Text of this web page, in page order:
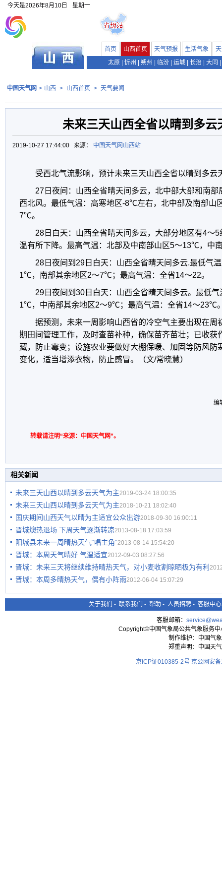
今天是2026年8月10日 星期一
首页 山西首页 天气预报 生活气象
太原
忻州 朔州 临汾 运城 长治 大同
中国天气网 > 山西 > 山西首页 > 天气要闻
未来三天山西全省以晴到多云
2019-10-27 17:44:00 来源： 中国天气网山西站
受西北气流影响，预计未来三天山西全省以晴到多云
27日夜间：山西全省晴天间多云，北中部大部和南
西北风。最低气温：高寒地区-8℃左右，北中部及南部山
7℃。
28日白天：山西全省晴天间多云，大部分地区有4～
温有所下降。最高气温：北部及中南部山区5～13℃，中
28日夜间到29日白天：山西全省晴天间多云.最低气
1℃，南部其余地区2～7℃；最高气温：全省14～22。
29日夜间到30日白天：山西全省晴天间多云。最低
1℃，中南部其余地区2～9℃；最高气温：全省14～23℃
据预测，未来一周影响山西省的冷空气主要出现在周
期田间管理工作，及时查苗补种，确保苗齐苗壮；已收获
藏，防止霉变；设施农业要做好大棚保暖、加固等防风防
变化，适当增添衣物，防止感冒。（文/常晓慧）
编
转载请注明“来源：中国天气网”。
相关新闻
未来三天山西以晴到多云天气为主2019-03-24 18:00:35
未来三天山西以晴到多云天气为主2018-10-21 18:02:40
国庆期间山西天气以晴为主适宜公众出游2018-09-30 16:00:11
晋城燠热退场 下周天气逐渐转凉2013-08-18 17:03:59
阳城县未来一周晴热天气“唱主角”2013-08-14 15:54:20
晋城：本周天气晴好 气温适宜2012-09-03 08:27:56
晋城：未来三天将继续维持晴热天气，对小麦收割晾晒极为有利
晋城：本周多晴热天气，偶有小阵雨2012-06-04 15:07:29
关于我们 - 联系我们 - 帮助 - 人员招聘 - 客服中心
客服邮箱：
Copyright©中国气象局公共气象服务
制作维护：中国气
郑重声明：中国天
京ICP证010385-2号 京公网安